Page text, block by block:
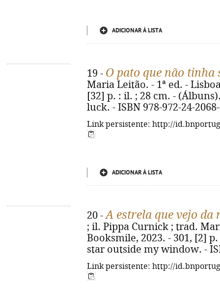
ADICIONAR À LISTA
19 - O pato que não tinha
Maria Leitão. - 1ª ed. -
[32] p. : il. ; 28 cm. -
luck. - ISBN 978-972-24-
Link persistente: http://
ADICIONAR À LISTA
20 -A estrela que vejo da
; il. Pippa Curnick ; trad.
Booksmile, 2023. - 301, [2]
star outside my window. -
Link persistente: http://